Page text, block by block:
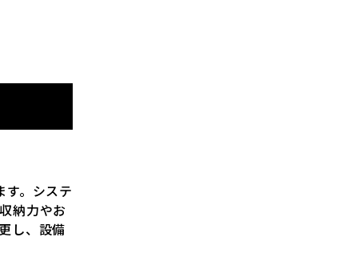
。システ
納力やお
し、設備